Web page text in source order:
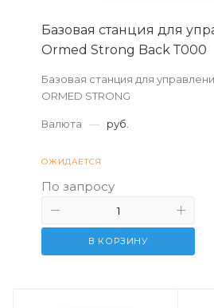
Базовая станция для
Ormed Strong Back Т000
Базовая станция для
ORMED STRONG
Валюта — руб.
ОЖИДАЕТСЯ
По запросу
В КОРЗИНУ